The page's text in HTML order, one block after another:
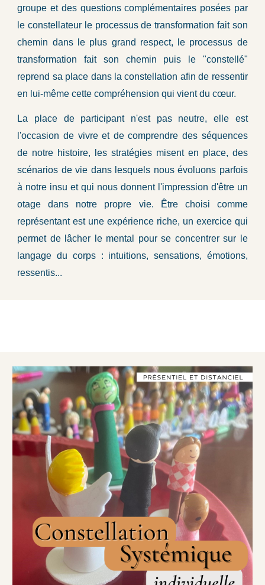
groupe et des questions complémentaires posées par
le constellateur le processus de transformation fait son
chemin dans le plus grand respect,
le processus de
transformation fait son chemin puis le "constellé"
reprend sa place dans la constellation afin de ressentir
en lui-même cette compréhension qui vient du cœur.
La place de participant n'est pas neutre, elle est
l'occasion de vivre et de comprendre des séquences
de notre histoire, les stratégies misent en place, des
scénarios de vie dans lesquels nous évoluons parfois
à notre insu et qui nous donnent l'impression d'être un
otage dans notre propre vie. Être choisi comme
représentant est une expérience riche, un exercice qui
permet de lâcher le mental pour se concentrer sur le
langage du corps : intuitions, sensations, émotions,
ressentis...